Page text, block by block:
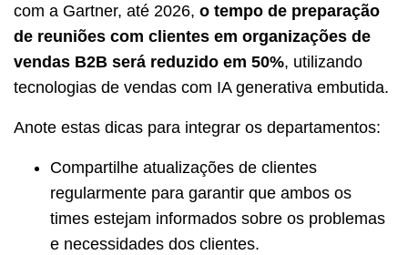
com a Gartner, até 2026, o tempo de preparação
de reuniões com clientes em organizações de
vendas B2B será reduzido em 50%, utilizando
tecnologias de vendas com IA generativa embutida.
Anote estas dicas para integrar os departamentos:
Compartilhe atualizações de clientes
regularmente para garantir que ambos os
times estejam informados sobre os problemas
e necessidades dos clientes.